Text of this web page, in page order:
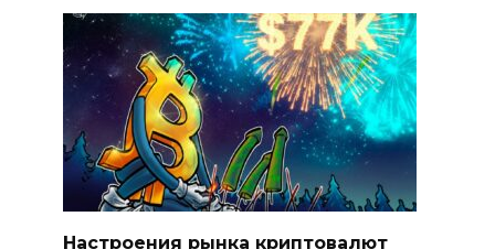
Настроения рынка криптовалют